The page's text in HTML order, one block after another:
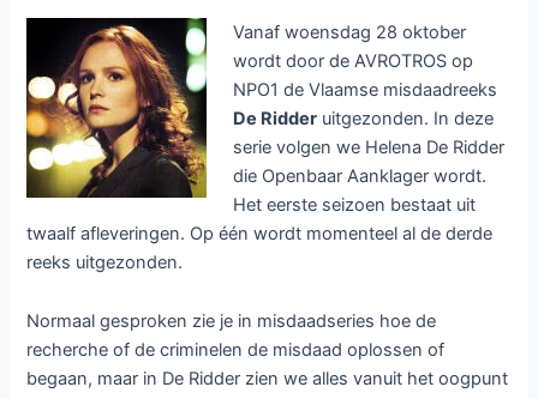
Vanaf woensdag 28 oktober
wordt door de AVROTROS op
NPO1 de Vlaamse misdaadreeks
De Ridder uitgezonden. In deze
serie volgen we Helena De Ridder
die Openbaar Aanklager wordt.
Het eerste seizoen bestaat uit
twaalf afleveringen. Op één wordt momenteel al de derde
reeks uitgezonden.
Normaal gesproken zie je in misdaadseries hoe de
recherche of de criminelen de misdaad oplossen of
begaan, maar in De Ridder zien we alles vanuit het oogpunt